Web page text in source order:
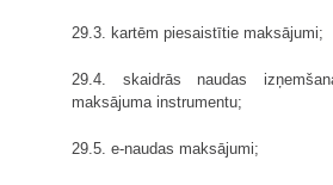
29.3. kartēm piesaistītie maksājumi;
29.4. skaidrās naudas
maksājuma instrumentu;
29.5. e-naudas maksājumi;